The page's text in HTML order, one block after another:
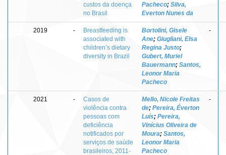
custos da doença
no Brasil
Pacheco; Silva,
Everton Nunes da
2019 -
Breastfeeding is
associated with
children’s dietary
diversity in Brazil
Bortolini, Gisele
Ane; Giugliani, Elsa
Regina Justo;
Gubert, Muriel
Bauermann; Santos,
Leonor Maria
Pacheco
-
2021 -
Casos de
violência contra
pessoas com
deficiência
notificados por
serviços de saúde
brasileiros, 2011-
Mello, Nicole Freitas
de; Pereira, Éverton
Luís; Pereira,
Vinícius Oliveira de
Moura; Santos,
Leonor Maria
Pacheco
-